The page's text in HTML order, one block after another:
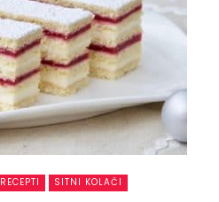
RECEPTI SITNI KOLAČI